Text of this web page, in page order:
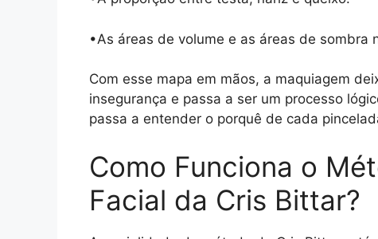
•As áreas de volume e as áreas de sombra
Com esse mapa em mãos, a maquiagem
insegurança e passa a ser um processo
passa a entender o porquê de cada
Como Funciona o
Facial da Cris Bittar?